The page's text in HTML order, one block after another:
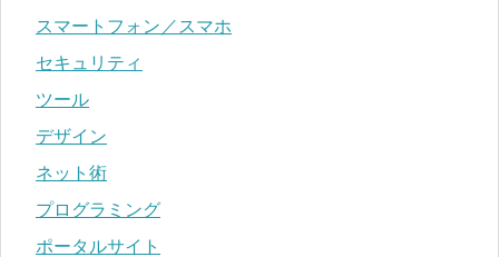
スマートフォン／スマホ
セキュリティ
ツール
デザイン
ネット術
プログラミング
ポータルサイト